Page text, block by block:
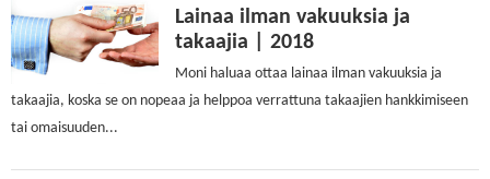
Lainaa ilman vakuuksia ja
takaajia | 2018
Moni haluaa ottaa lainaa ilman vakuuksia ja
takaajia, koska se on nopeaa ja helppoa verrattuna takaajien hankkimiseen
tai omaisuuden...